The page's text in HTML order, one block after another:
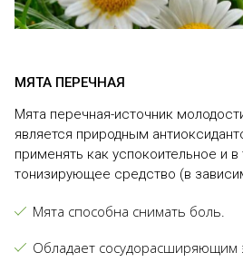
МЯТА ПЕРЕЧНАЯ
Мята перечная-источник
является природным
применять как успокоительное и
тонизирующее средство (в
Мята способна снимать боль.
Обладает сосудорасширяющим